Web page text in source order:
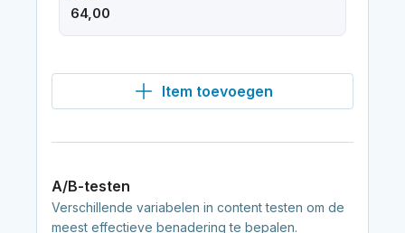
Item toevoegen
A/B-testen
Verschillende variabelen in content testen om de
meest effectieve benadering te bepalen.